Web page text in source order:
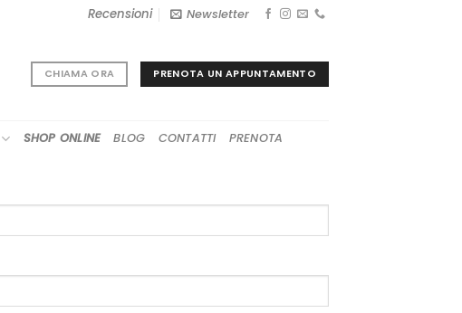
Recensioni Newsletter
CHIAMA ORA PRENOTA UN APPUNTAMENTO
SHOP ONLINE BLOG CONTATTI PRENOTA